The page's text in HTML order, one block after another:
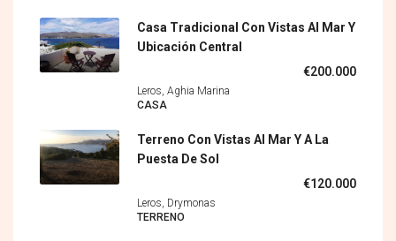
Casa Tradicional Con Vistas Al Mar Y
Ubicación Central
€200.000
Leros, Aghia Marina
CASA
Terreno Con Vistas Al Mar Y A La
Puesta De Sol
€120.000
Leros, Drymonas
TERRENO